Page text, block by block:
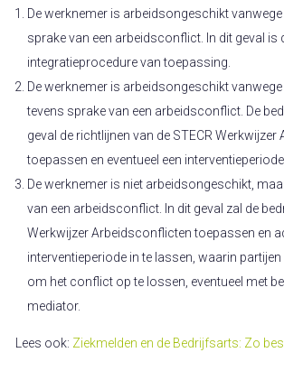
De werknemer is arbeidsongeschikt vanwege
sprake van een arbeidsconflict. In dit geval is
integratieprocedure van toepassing.
De werknemer is arbeidsongeschikt vanwege
tevens sprake van een arbeidsconflict. De
geval de richtlijnen van de STECR
toepassen en eventueel een
De werknemer is niet arbeidsongeschikt,
van een arbeidsconflict. In dit geval zal de
Werkwijzer Arbeidsconflicten toepassen en
interventieperiode in te lassen, waarin
om het conflict op te lossen, eventueel met
mediator.
Lees ook: Ziekmelden en de Bedrijfsarts: Zo